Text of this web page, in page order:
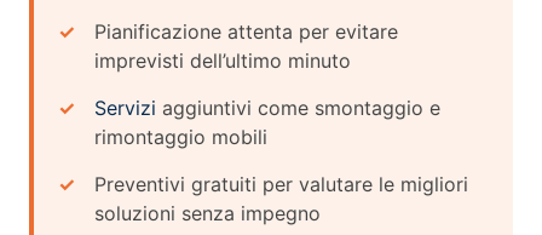
Pianificazione attenta per evitare
imprevisti dell’ultimo minuto
Servizi aggiuntivi come smontaggio e
rimontaggio mobili
Preventivi gratuiti per valutare le migliori
soluzioni senza impegno